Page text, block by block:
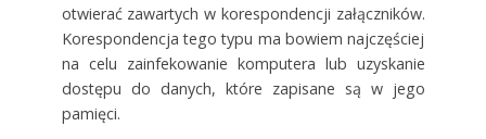
otwierać zawartych w korespondencji załączników.
Korespondencja tego typu ma bowiem najczęściej
na celu zainfekowanie komputera lub uzyskanie
dostępu do danych, które zapisane są w jego
pamięci.